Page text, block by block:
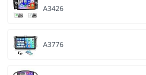
A3426
A3776